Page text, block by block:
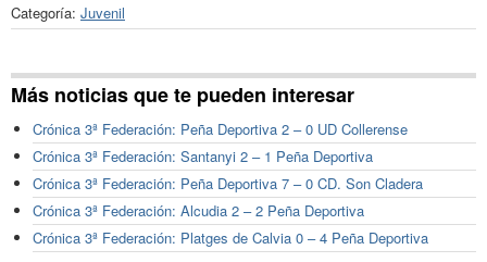
Categoría: Juvenil
Más noticias que te pueden interesar
Crónica 3ª Federación: Peña Deportiva 2 – 0 UD Collerense
Crónica 3ª Federación: Santanyi 2 – 1 Peña Deportiva
Crónica 3ª Federación: Peña Deportiva 7 – 0 CD. Son Cladera
Crónica 3ª Federación: Alcudia 2 – 2 Peña Deportiva
Crónica 3ª Federación: Platges de Calvia 0 – 4 Peña Deportiva